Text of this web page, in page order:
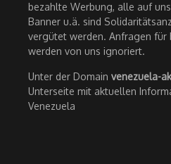
bezahlte Werbung, alle auf
Banner u.ä. sind
vergütet werden. Anfragen für
werden von uns ignoriert.
Unter der Domain venezuela-
Unterseite mit aktuellen
Venezuela